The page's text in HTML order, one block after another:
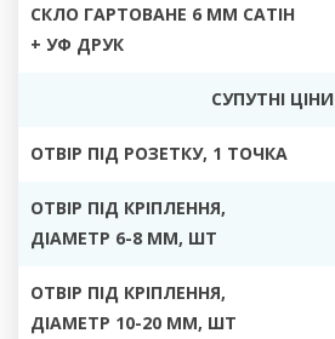
СКЛО ГАРТОВАНЕ 6 ММ САТІН
+ УФ ДРУК
СУПУТНІ ЦІНИ
ОТВІР ПІД РОЗЕТКУ, 1 ТОЧКА
ОТВІР ПІД КРІПЛЕННЯ,
ДІАМЕТР 6-8 ММ, ШТ
ОТВІР ПІД КРІПЛЕННЯ,
ДІАМЕТР 10-20 ММ, ШТ